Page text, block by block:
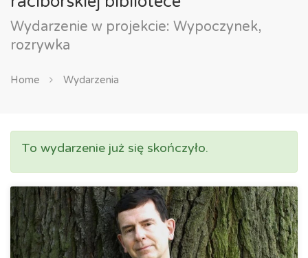
Wydarzenie w projekcie: Wypoczynek,
rozrywka
Home Wydarzenia
To wydarzenie już się skończyło.